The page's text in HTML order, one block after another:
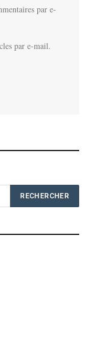
par e-
par e-mail.